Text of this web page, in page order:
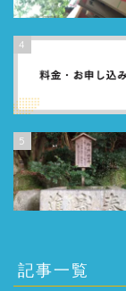
4
5
記事一覧